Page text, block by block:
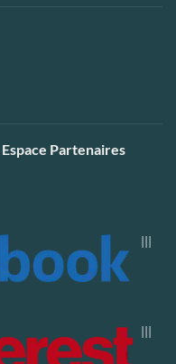
Espace Partenaires
|||
|||